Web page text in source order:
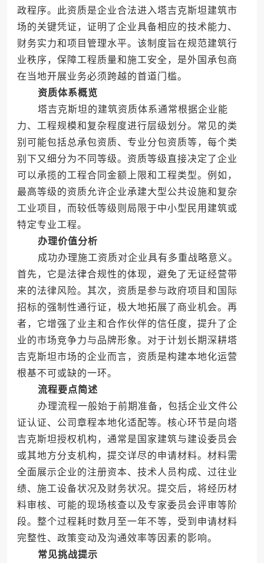
政程序。此资质是企业合法进入塔吉克斯坦建筑市
场的关键凭证，证明了企业具备相应的技术能力、
财务实力和项目管理水平。该制度旨在规范建筑行
业秩序，保障工程质量和施工安全，是外国承包商
在当地开展业务必须跨越的首道门槛。
资质体系概览
塔吉克斯坦的建筑资质体系通常根据企业能
力、工程规模和复杂程度进行层级划分。常见的类
别可能包括总承包资质、专业分包资质等，每个类
别下又细分为不同等级。资质等级直接决定了企业
可以承揽的工程合同金额上限和工程类型。例如，
最高等级的资质允许企业承建大型公共设施和复杂
工业项目，而较低等级则局限于中小型民用建筑或
特定专业工程。
办理价值分析
成功办理施工资质对企业具有多重战略意义。
首先，它是法律合规性的体现，避免了无证经营带
来的法律风险。其次，资质是参与政府项目和国际
招标的强制性通行证，极大地拓展了商业机会。再
者，它增强了业主和合作伙伴的信任度，提升了企
业的市场竞争力与品牌形象。对于计划长期深耕塔
吉克斯坦市场的企业而言，资质是构建本地化运营
根基不可或缺的一环。
流程要点简述
办理流程一般始于前期准备，包括企业文件公
证认证、公司章程本地化适配等。核心环节是向塔
吉克斯坦授权机构，通常是国家建筑与建设委员会
或其地方分支机构，提交详尽的申请材料。材料需
全面展示企业的注册资本、技术人员构成、过往业
绩、施工设备状况及财务状况。提交后，将经历材
料审核、可能的现场核查以及专家委员会评审等阶
段。整个过程耗时数月至一年不等，受到申请材料
完整性、政策变动及沟通效率等因素的影响。
常见挑战提示